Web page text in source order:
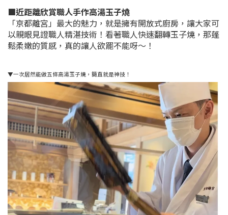
■近距離欣賞職人手作高湯玉子燒
「京都離宮」最大的魅力，就是擁有開放式廚房，讓大家可
以親眼見證職人精湛技術！看著職人快速翻轉玉子燒，那蓬
鬆柔嫩的質感，真的讓人欲罷不能呀～！
▼一次居然能做五條高湯玉子燒，簡直就是神技！